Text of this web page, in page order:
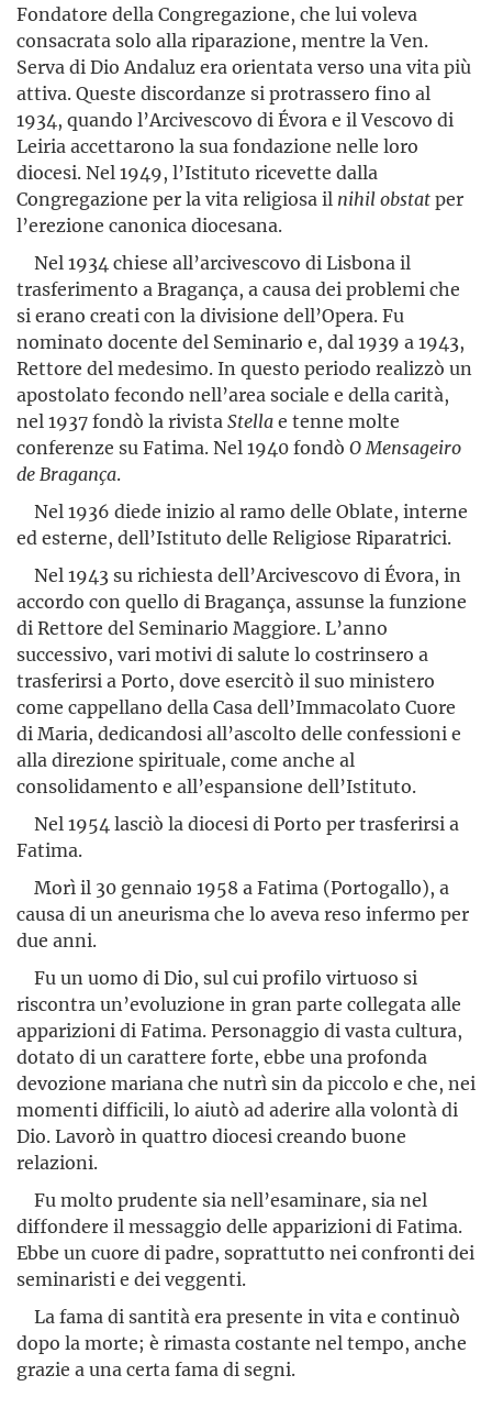
Fondatore della Congregazione, che lui voleva
consacrata solo alla riparazione, mentre la Ven.
Serva di Dio Andaluz era orientata verso una vita più
attiva. Queste discordanze si protrassero fino al
1934, quando l’Arcivescovo di Évora e il Vescovo di
Leiria accettarono la sua fondazione nelle loro
diocesi. Nel 1949, l’Istituto ricevette dalla
Congregazione per la vita religiosa il nihil obstatper
l’erezione canonica diocesana.
Nel 1934 chiese all’arcivescovo di Lisbona il
trasferimento a Bragança, a causa dei problemi che
si erano creati con la divisione dell’Opera. Fu
nominato docente del Seminario e, dal 1939 a 1943,
Rettore del medesimo. In questo periodo realizzò un
apostolato fecondo nell’area sociale e della carità,
nel 1937 fondò la rivista Stellae tenne molte
conferenze su Fatima. Nel 1940 fondò O Mensageiro
de Bragança.
Nel 1936 diede inizio al ramo delle Oblate, interne
ed esterne, dell’Istituto delle Religiose Riparatrici.
Nel 1943 su richiesta dell’Arcivescovo di Évora, in
accordo con quello di Bragança, assunse la funzione
di Rettore del Seminario Maggiore. L’anno
successivo, vari motivi di salute lo costrinsero a
trasferirsi a Porto, dove esercitò il suo ministero
come cappellano della Casa dell’Immacolato Cuore
di Maria, dedicandosi all’ascolto delle confessioni e
alla direzione spirituale, come anche al
consolidamento e all’espansione dell’Istituto.
Nel 1954 lasciò la diocesi di Porto per trasferirsi a
Fatima.
Morì il 30 gennaio 1958 a Fatima (Portogallo), a
causa di un aneurisma che lo aveva reso infermo per
due anni.
Fu un uomo di Dio, sul cui profilo virtuoso si
riscontra un’evoluzione in gran parte collegata alle
apparizioni di Fatima. Personaggio di vasta cultura,
dotato di un carattere forte, ebbe una profonda
devozione mariana che nutrì sin da piccolo e che, nei
momenti difficili, lo aiutò ad aderire alla volontà di
Dio. Lavorò in quattro diocesi creando buone
relazioni.
Fu molto prudente sia nell’esaminare, sia nel
diffondere il messaggio delle apparizioni di Fatima.
Ebbe un cuore di padre, soprattutto nei confronti dei
seminaristi e dei veggenti.
La fama di santità era presente in vita e continuò
dopo la morte; è rimasta costante nel tempo, anche
grazie a una certa fama di segni.